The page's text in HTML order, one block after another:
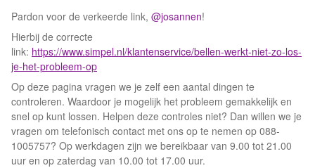
Pardon voor de verkeerde link, ​ @josannen!
Hierbij de correcte
link: https://www.simpel.nl/klantenservice/bellen-werkt-niet-zo-los-
je-het-probleem-op
Op deze pagina vragen we je zelf een aantal dingen te
controleren. Waardoor je mogelijk het probleem gemakkelijk en
snel op kunt lossen. Helpen deze controles niet? Dan willen we je
vragen om telefonisch contact met ons op te nemen op 088-
1005757? Op werkdagen zijn we bereikbaar van 9.00 tot 21.00
uur en op zaterdag van 10.00 tot 17.00 uur.